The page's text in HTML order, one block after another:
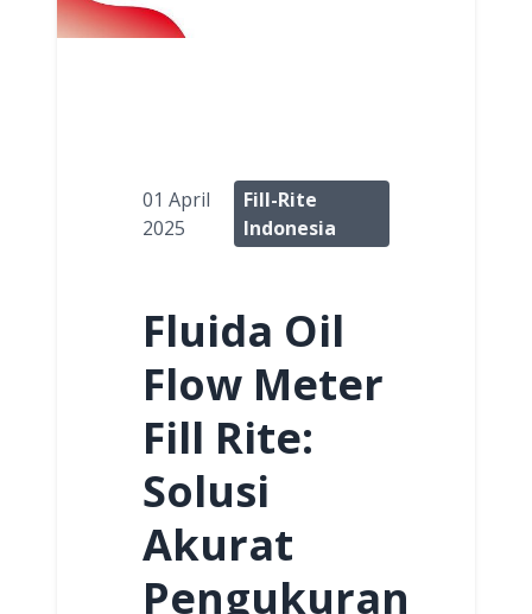
01 April
2025
Fill-Rite
Indonesia
Fluida Oil
Flow Meter
Fill Rite:
Solusi
Akurat
Pengukuran